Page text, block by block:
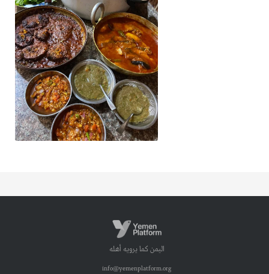
اليمن كما يرويه أهله
info@yemenplatform.org